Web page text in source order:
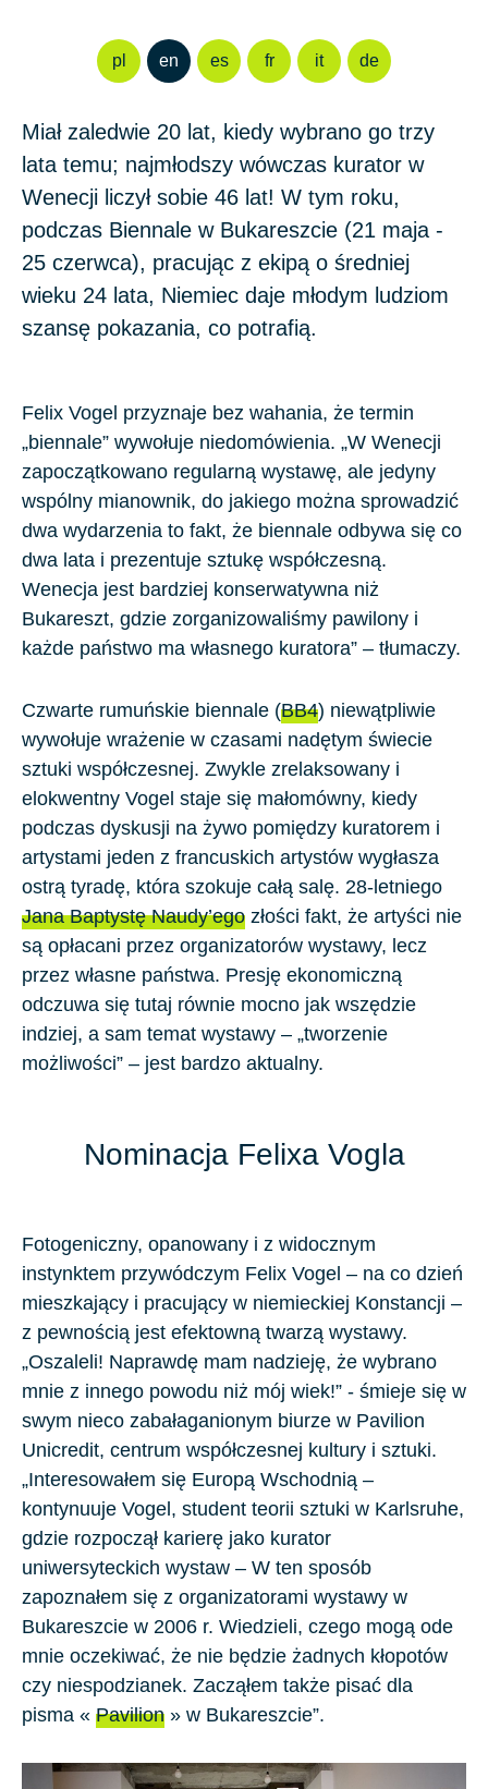
pl en es fr it de
Miał zaledwie 20 lat, kiedy wybrano go trzy
lata temu; najmłodszy wówczas kurator w
Wenecji liczył sobie 46 lat! W tym roku,
podczas Biennale w Bukareszcie (21 maja -
25 czerwca), pracując z ekipą o średniej
wieku 24 lata, Niemiec daje młodym ludziom
szansę pokazania, co potrafią.
Felix Vogel przyznaje bez wahania, że termin
„biennale” wywołuje niedomówienia. „W Wenecji
zapoczątkowano regularną wystawę, ale jedyny
wspólny mianownik, do jakiego można sprowadzić
dwa wydarzenia to fakt, że biennale odbywa się co
dwa lata i prezentuje sztukę współczesną.
Wenecja jest bardziej konserwatywna niż
Bukareszt, gdzie zorganizowaliśmy pawilony i
każde państwo ma własnego kuratora” – tłumaczy.
Czwarte rumuńskie biennale (BB4) niewątpliwie
wywołuje wrażenie w czasami nadętym świecie
sztuki współczesnej. Zwykle zrelaksowany i
elokwentny Vogel staje się małomówny, kiedy
podczas dyskusji na żywo pomiędzy kuratorem i
artystami jeden z francuskich artystów wygłasza
ostrą tyradę, która szokuje całą salę. 28-letniego
Jana Baptystę Naudy’ego złości fakt, że artyści nie
są opłacani przez organizatorów wystawy, lecz
przez własne państwa. Presję ekonomiczną
odczuwa się tutaj równie mocno jak wszędzie
indziej, a sam temat wystawy – „tworzenie
możliwości” – jest bardzo aktualny.
Nominacja Felixa Vogla
Fotogeniczny, opanowany i z widocznym
instynktem przywódczym Felix Vogel – na co dzień
mieszkający i pracujący w niemieckiej Konstancji –
z pewnością jest efektowną twarzą wystawy.
„Oszaleli! Naprawdę mam nadzieję, że wybrano
mnie z innego powodu niż mój wiek!” - śmieje się w
swym nieco zabałaganionym biurze w Pavilion
Unicredit, centrum współczesnej kultury i sztuki.
„Interesowałem się Europą Wschodnią –
kontynuuje Vogel, student teorii sztuki w Karlsruhe,
gdzie rozpoczął karierę jako kurator
uniwersyteckich wystaw – W ten sposób
zapoznałem się z organizatorami wystawy w
Bukareszcie w 2006 r. Wiedzieli, czego mogą ode
mnie oczekiwać, że nie będzie żadnych kłopotów
czy niespodzianek. Zacząłem także pisać dla
pisma « Pavilion » w Bukareszcie”.